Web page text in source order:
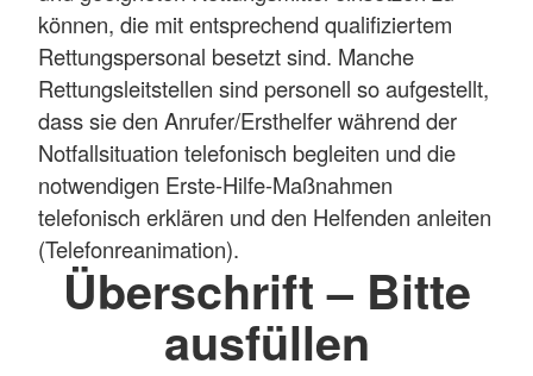
können, die mit entsprechend qualifiziertem
Rettungspersonal besetzt sind. Manche
Rettungsleitstellen sind personell so aufgestellt,
dass sie den Anrufer/Ersthelfer während der
Notfallsituation telefonisch begleiten und die
notwendigen Erste-Hilfe-Maßnahmen
telefonisch erklären und den Helfenden anleiten
(Telefonreanimation).
Überschrift – Bitte
ausfüllen